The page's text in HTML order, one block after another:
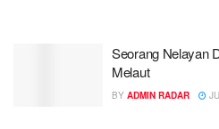
Seorang Nelayan
Melaut
BY ADMIN RADAR